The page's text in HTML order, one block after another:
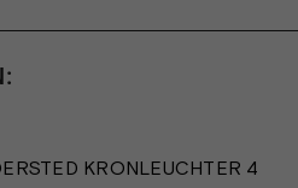
KRONLEUCHTER 4